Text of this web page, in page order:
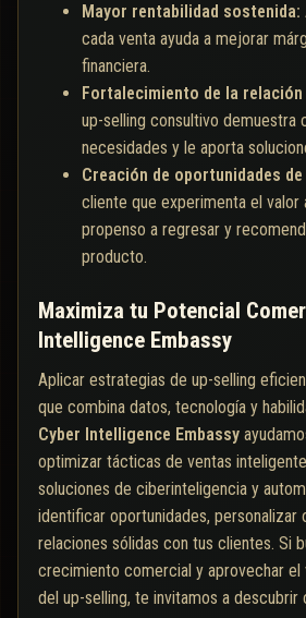
Mayor rentabilidad sostenida:
cada venta ayuda a mejorar
financiera.
Fortalecimiento de la
up-selling consultivo demuestra
necesidades y le aporta
Creación de oportunidades
cliente que experimenta el valor
propenso a regresar y
producto.
Maximiza tu Potencial
Intelligence Embassy
Aplicar estrategias de up-selling
que combina datos, tecnología y
Cyber Intelligence Embassy
optimizar tácticas de ventas
soluciones de ciberinteligencia y
identificar oportunidades, personalizar
relaciones sólidas con tus clientes. Si
crecimiento comercial y aprovechar el
del up-selling, te invitamos a descubrir